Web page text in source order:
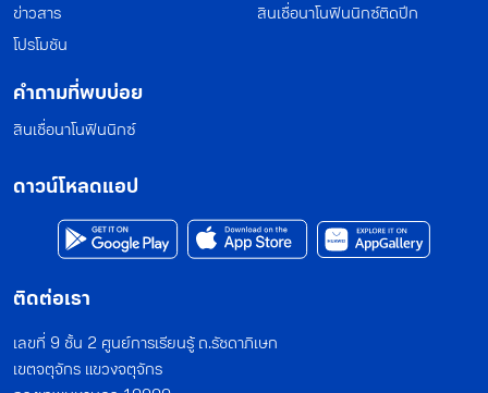
ข่าวสาร
โปรโมชัน
สินเชื่อนาโนฟินนิกซ์ติดปีก
คำถามที่พบบ่อย
สินเชื่อนาโนฟินนิกซ์
ดาวน์โหลดแอป
ติดต่อเรา
เลขที่ 9 ชั้น 2 ศูนย์การเรียนรู้ ถ.รัชดาภิเษก
เขตจตุจักร แขวงจตุจักร